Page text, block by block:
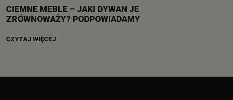
CIEMNE MEBLE – JAKI DYWAN JE
ZRÓWNOWAŻY? PODPOWIADAMY
CZYTAJ WIĘCEJ